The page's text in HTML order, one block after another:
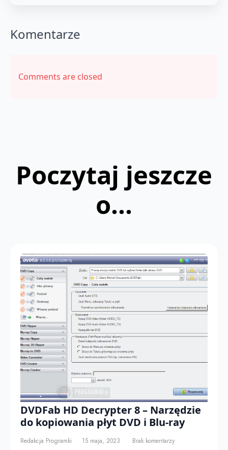
Komentarze
Comments are closed
Poczytaj jeszcze
o...
DVDFab HD Decrypter 8 – Narzędzie
do kopiowania płyt DVD i Blu-ray
Redakcja Programki 15 maja, 2023 Brak komentarzy